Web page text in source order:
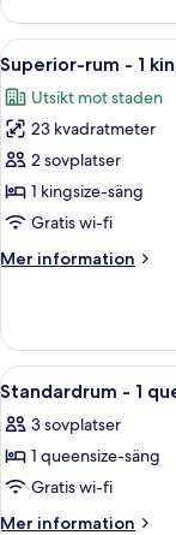
tvåbäddsrum
Öppna
alla
foton
för
Superior-
rum
-
kingsize-
6
Superior-rum - 1
Utsikt mot staden
23 kvadratmeter
2 sovplatser
1 kingsize-säng
Gratis wi-fi
Mer information
Mer
rum
1
säng
Öppna
alla
foton
för
Standardrum
-
5
Standardrum - 1
3 sovplatser
1 queensize-säng
Gratis wi-fi
Mer information
Mer